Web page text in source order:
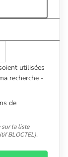
utilisées
recherche -
de
sur la liste
BLOCTEL).